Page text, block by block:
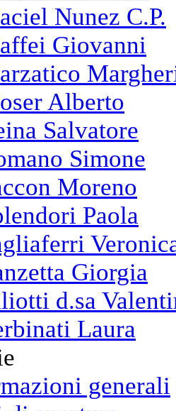
Nunez C.P.
Giovanni
Alberto
Salvatore
Simone
Moreno
Paola
Giorgia
d.sa
Laura
generali